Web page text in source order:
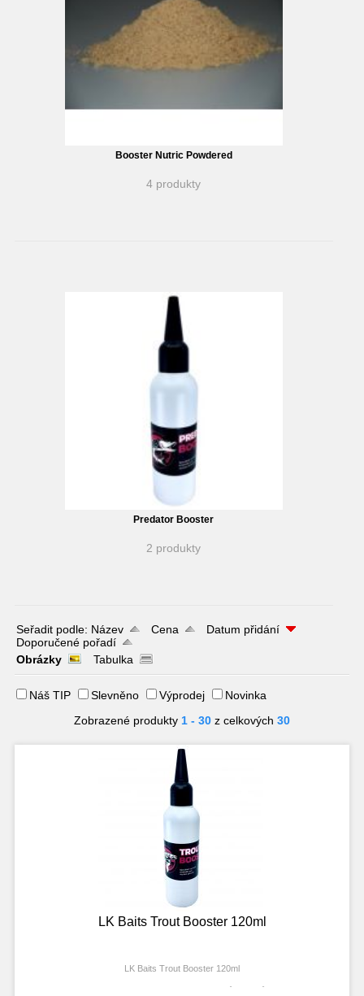
Booster Nutric Powdered
4 produkty
Predator Booster
2 produkty
Seřadit podle: Název Cena
Datum přidání
Doporučené pořadí
Obrázky
Tabulka
Náš TIP Slevněno Výprodej
Novinka
Zobrazené produkty 1 - 30 z celkových 30
LK Baits Trout Booster 120ml
LK Baits Trout Booster 120ml